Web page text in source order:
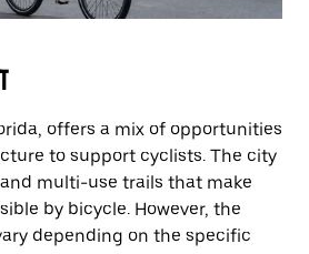
offers a mix of opportunities
to support cyclists. The city
multi-use trails that make
by bicycle. However, the
depending on the specific